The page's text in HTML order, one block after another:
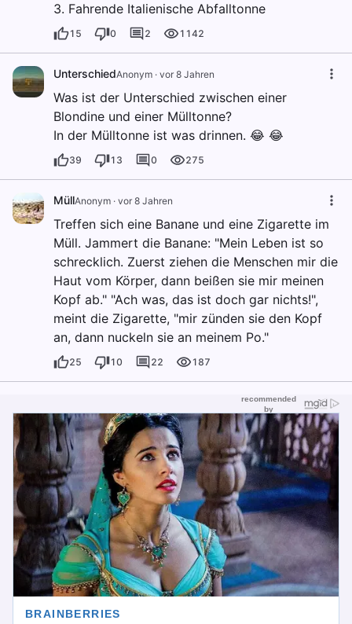
3. Fahrende Italienische Abfalltonne
15 0 2 1142
UnterschiedAnonym · vor 8 Jahren
Was ist der Unterschied zwischen einer
Blondine und einer Mülltonne?
In der Mülltonne ist was drinnen. 😂 😂
39 13 0 275
MüllAnonym · vor 8 Jahren
Treffen sich eine Banane und eine Zigarette im
Müll. Jammert die Banane: "Mein Leben ist so
schrecklich. Zuerst ziehen die Menschen mir die
Haut vom Körper, dann beißen sie mir meinen
Kopf ab." "Ach was, das ist doch gar nichts!",
meint die Zigarette, "mir zünden sie den Kopf
an, dann nuckeln sie an meinem Po."
25 10 22 187